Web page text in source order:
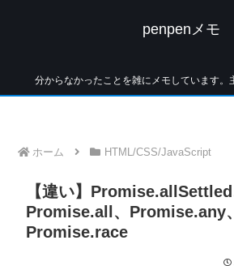
penpenメモ
分からなかったことを雑にメモしています。
ホーム HTML/CSS/JavaScript
【違い】Promise.allSettled
Promise.all、Promise.any、
Promise.race